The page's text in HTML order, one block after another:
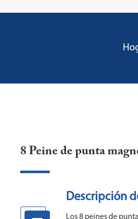
8 Peine de punta
Descripción
Los 8 peines de